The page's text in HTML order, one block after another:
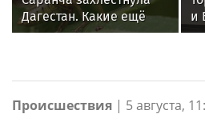
государственных
объектов
Дагестан. Какие ещё
регионы России под
и
Происшествия | 5 августа,